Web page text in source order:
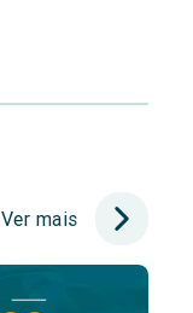
Ver mais